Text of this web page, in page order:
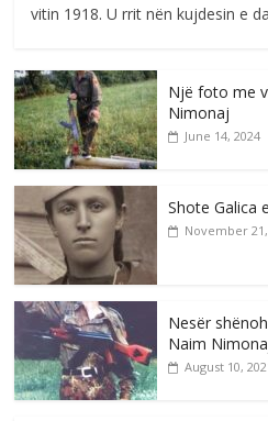
vitin 1918. U rrit nën kujdesin e
Një foto me
Nimonaj
June 14, 2024
Shote Galica
November 21,
Nesër
Naim
August 10,